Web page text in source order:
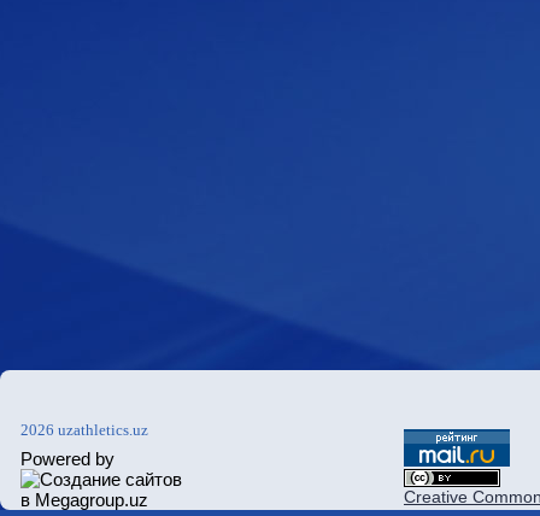
2026 uzathletics.uz
Powered by
Creative